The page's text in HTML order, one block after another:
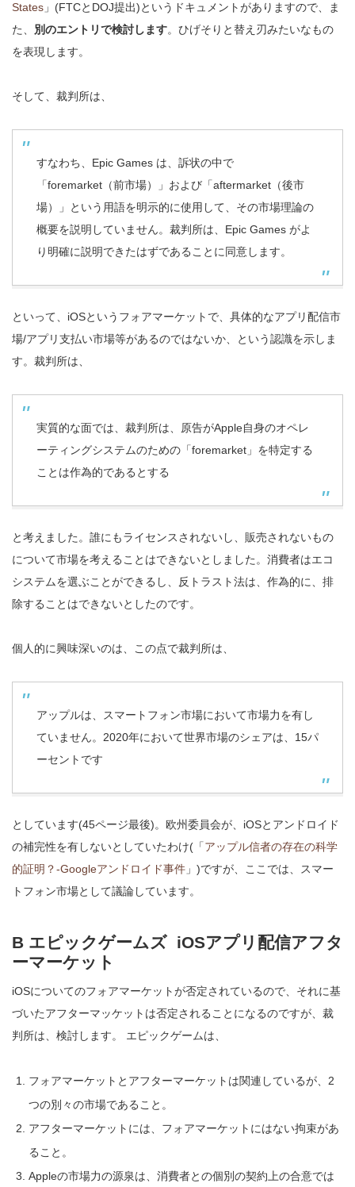
States 」(FTCとDOJ提出)というドキュメントがありますので、ま
た、 別のエントリで検討します。 ひげそりと替え刃みたいなもの
を表現します。
そして、裁判所は、
すなわち、Epic Games は、訴状の中で
「foremarket（前市場）」および「aftermarket（後市
場）」という用語を明示的に使用して、その市場理論の
概要を説明していません。裁判所は、Epic Games がよ
り明確に説明できたはずであることに同意します。
といって、iOSというフォアマーケットで、具体的なアプリ配信市
場/アプリ支払い市場等があるのではないか、という認識を示しま
す。裁判所は、
実質的な面では、裁判所は、原告がApple自身のオペレ
ーティングシステムのための「foremarket」を特定する
ことは作為的であるとする
と考えました。誰にもライセンスされないし、販売されないもの
について市場を考えることはできないとしました。消費者はエコ
システムを選ぶことができるし、反トラスト法は、作為的に、排
除することはできないとしたのです。
個人的に興味深いのは、この点で裁判所は、
アップルは、スマートフォン市場において市場力を有し
ていません。2020年において世界市場のシェアは、15パ
ーセントです
としています(45ページ最後)。欧州委員会が、iOSとアンドロイド
の補完性を有しないとしていたわけ(「アップル信者の存在の科学
的証明？-Googleアンドロイド事件 」)ですが、ここでは、スマー
トフォン市場として議論しています。
B エピックゲームズ iOSアプリ配信アフタ
ーマーケット
iOSについてのフォアマーケットが否定されているので、それに基
づいたアフターマッケットは否定されることになるのですが、裁
判所は、検討します。 エピックゲームは、
フォアマーケットとアフターマーケットは関連しているが、2
つの別々の市場であること。
アフターマーケットには、フォアマーケットにはない拘束があ
ること。
Appleの市場力の源泉は、消費者との個別の契約上の合意では